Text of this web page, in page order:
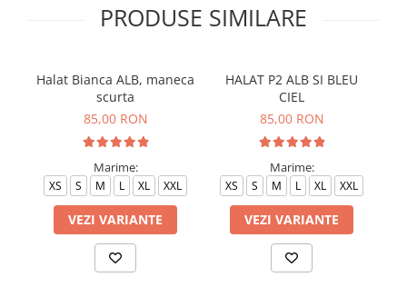
PRODUSE SIMILARE
Halat Bianca ALB, maneca
scurta
85,00 RON
Marime:
XS S M L XL XXL
VEZI VARIANTE
HALAT P2 ALB SI BLEU
CIEL
85,00 RON
Marime:
XS S M L XL XXL
VEZI VARIANTE